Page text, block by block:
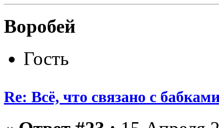
Воробей
Гость
Re: Всё, что связано с